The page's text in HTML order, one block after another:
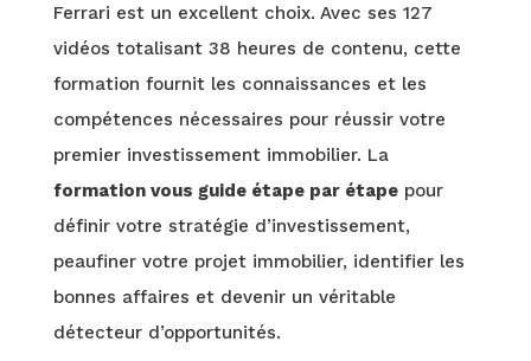
Ferrari est un excellent choix. Avec ses 127
vidéos totalisant 38 heures de contenu, cette
formation fournit les connaissances et les
compétences nécessaires pour réussir votre
premier investissement immobilier. La
formation vous guide étape par étapepour
définir votre stratégie d’investissement,
peaufiner votre projet immobilier, identifier les
bonnes affaires et devenir un véritable
détecteur d’opportunités.